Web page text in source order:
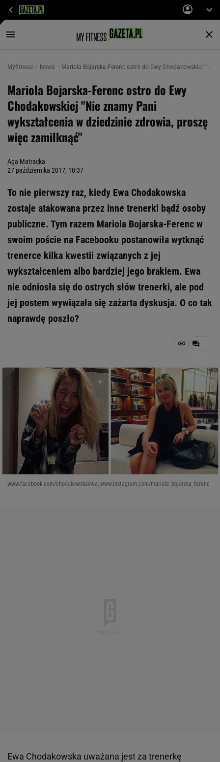
Myfitness News Mariola Bojarska-Ferenc ostro do Ewy Chodakowskiej
Mariola Bojarska-Ferenc ostro do Ewy
Chodakowskiej "Nie znamy Pani
wykształcenia w dziedzinie zdrowia, proszę
więc zamilknąć"
Aga Matracka
27 października 2017, 10:37
To nie pierwszy raz, kiedy Ewa Chodakowska
zostaje atakowana przez inne trenerki bądź osoby
publiczne. Tym razem Mariola Bojarska-Ferenc w
swoim poście na Facebooku postanowiła wytknąć
trenerce kilka kwestii związanych z jej
wykształceniem albo bardziej jego brakiem. Ewa
nie odniosła się do ostrych słów trenerki, ale pod
jej postem wywiązała się zażarta dyskusja. O co tak
naprawdę poszło?
www.facebook.com/chodakowskaewa; www.instagram.com/mariola_bojarska_ferenc
Ewa Chodakowska uważana jest za trenerkę